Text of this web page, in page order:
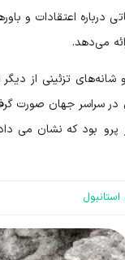
اعتقادات و
می‌دهد.
و شانه‌های تزئینی از
در سراسر جهان صورت
استانبول